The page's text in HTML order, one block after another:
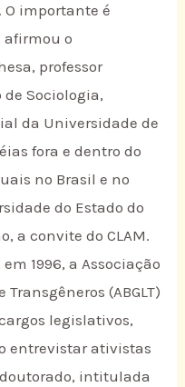
importante é
afirmou o
professor
Sociologia,
da Universidade de
fora e dentro do
no Brasil e no
do Estado do
a convite do CLAM.
1996, a Associação
(ABGLT)
legislativos,
entrevistar ativistas
intitulada